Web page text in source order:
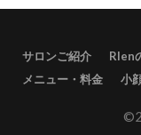
サロンご紹介 RIen
メニュー・料金
小